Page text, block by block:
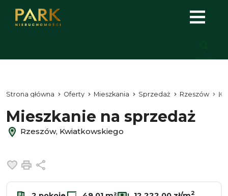
Strona główna Oferty Mieszkania Sprzedaż Rzeszów
Mieszkanie na sprzedaż
Rzeszów, Kwiatkowskiego
Dodaj do ulubionych
Drukuj
2